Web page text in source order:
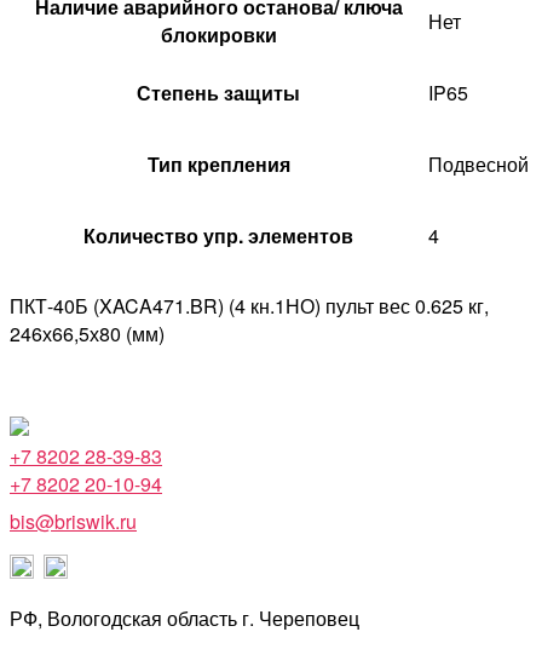
Наличие аварийного останова/ ключа
блокировки
Нет
Степень защиты IP65
Тип крепления Подвесной
Количество упр. элементов 4
ПКТ-40Б (XACA471.BR) (4 кн.1НО) пульт вес 0.625 кг,
246х66,5х80 (мм)
+7 8202 28-39-83
+7 8202 20-10-94
bis@briswik.ru
РФ, Вологодская область г. Череповец